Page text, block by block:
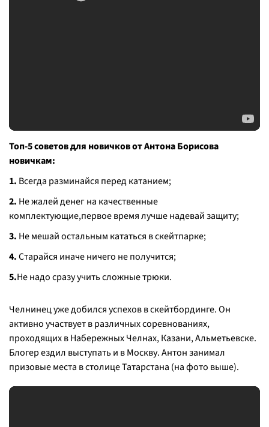
Топ-5 советов для новичков от Антона Борисова
новичкам:
1. Всегда разминайся перед катанием;
2. Не жалей денег на качественные
комплектующие,первое время лучше надевай защиту;
3. Не мешай остальным кататься в скейтпарке;
4.Старайся иначе ничего не получится;
5.Не надо сразу учить сложные трюки.
Челнинец уже добился успехов в скейтбординге. Он
активно участвует в различных соревнованиях,
проходящих в Набережных Челнах, Казани, Альметьевске.
Блогер ездил выступать и в Москву. Антон занимал
призовые места в столице Татарстана (на фото выше).